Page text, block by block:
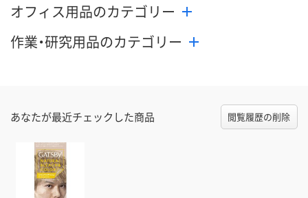
オフィス用品のカテゴリー
作業・研究用品のカテゴリー
あなたが最近チェックした商品 閲覧履歴の削除